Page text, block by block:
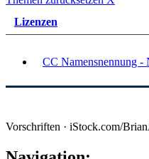
Lizenzen
CC Namensnennung
Vorschriften · iStock.com/